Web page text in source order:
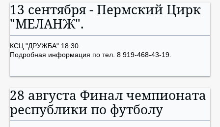
13 сентября - Пермский Цирк
"МЕЛАНЖ".
КСЦ "ДРУЖБА" 18:30.
Подробная информация по тел. 8 919-468-43-19.
28 августа Финал чемпионата
республики по футболу